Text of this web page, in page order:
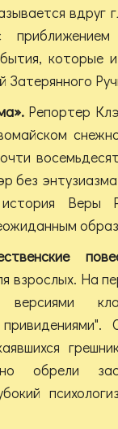
вдруг
которые
Затерянного
Репортер
без
Веры
взрослых. На
обрели